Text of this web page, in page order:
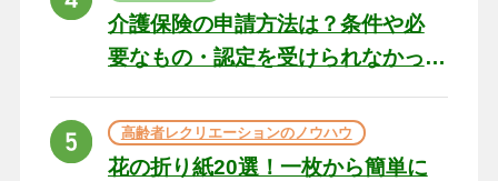
介護保険の申請方法は？条件や必
要なもの・認定を受けられなかっ
高齢者レクリエーションのノウハウ
花の折り紙20選！一枚から簡単に